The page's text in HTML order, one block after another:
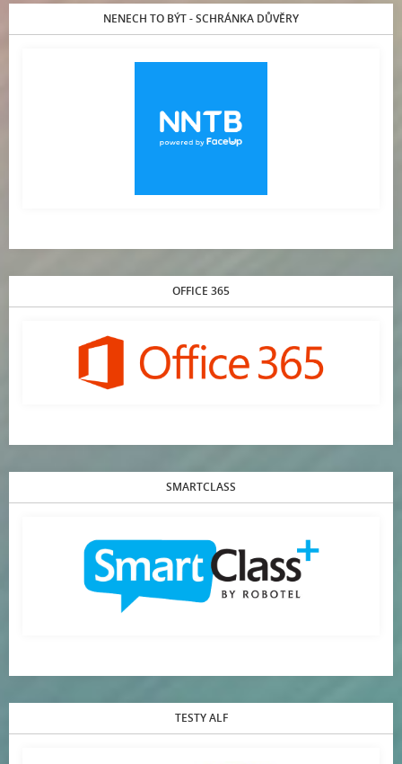
NENECH TO BÝT - SCHRÁNKA DŮVĚRY
OFFICE 365
SMARTCLASS
TESTY ALF